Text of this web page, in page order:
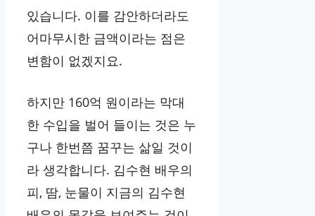
있습니다. 이를 감안하더라도
어마무시한 금액이라는 점은
변함이 없겠지요.
하지만 160억 원이라는 막대
한 수입을 벌어 들이는 것은 누
구나 한번쯤 꿈꾸는 삶일 것이
라 생각합니다. 김수현 배우의
피, 땀, 눈물이 지금의 김수현